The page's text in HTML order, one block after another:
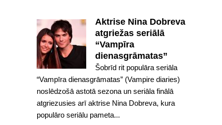
Aktrise Nina Dobreva
atgriežas seriālā
“Vampīra
dienasgrāmatas”
Šobrīd rit populāra seriāla
“Vampīra dienasgrāmatas” (Vampire diaries)
noslēdzošā astotā sezona un seriāla finālā
atgriezusies arī aktrise Nina Dobreva, kura
populāro seriālu pameta...